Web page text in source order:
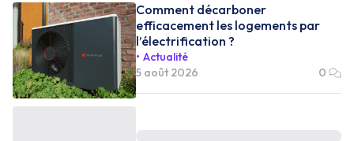
Comment décarboner
efficacement les logements par
l’électrification ?
Actualité
5 août 2026
0